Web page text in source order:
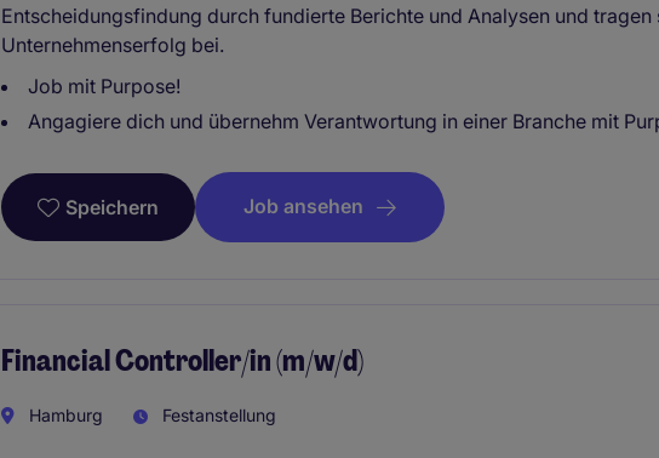
Entscheidungsfindung durch fundierte Berichte und Analysen und
Unternehmenserfolg bei.
Job mit Purpose!
Angagiere dich und übernehm Verantwortung in einer Branche mit
Speichern Job ansehen
Financial Controller/in (m/w/d)
Hamburg Festanstellung